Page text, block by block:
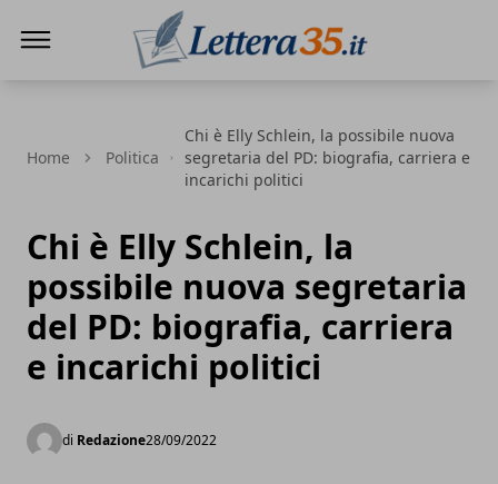
Home Politica
Chi è Elly Schlein, la possibile nuova
segretaria del PD: biografia, carriera e
incarichi politici
Chi è Elly Schlein, la
possibile nuova segretaria
del PD: biografia, carriera
e incarichi politici
di Redazione28/09/2022